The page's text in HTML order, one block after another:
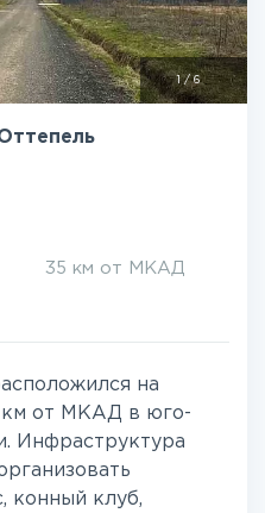
1/6
35 км от МКАД
на
км от МКАД в юго-
Инфраструктура
конный клуб,